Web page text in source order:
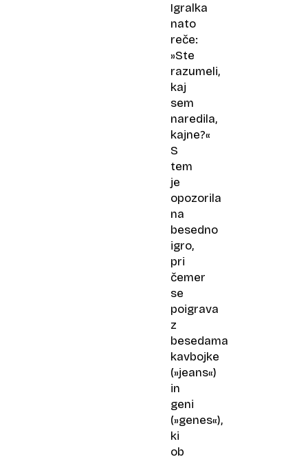
Igralka
nato
reče:
»Ste
razumeli,
kaj
sem
naredila,
kajne?«
S
tem
je
opozorila
na
besedno
igro,
pri
čemer
se
poigrava
z
besedama
kavbojke
(»jeans«)
in
geni
(»genes«),
ki
ob